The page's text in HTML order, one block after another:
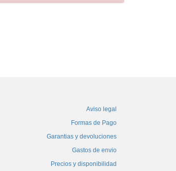
Aviso legal
Formas de Pago
Garantias y devoluciones
Gastos de envio
Precios y disponibilidad